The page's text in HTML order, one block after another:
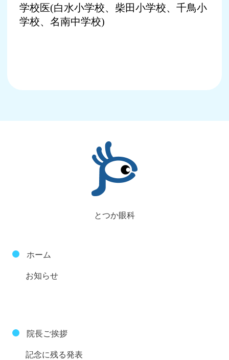
学校医(白水小学校、柴田小学校、千鳥小
学校、名南中学校)
とつか眼科
ホーム
お知らせ
院長ご挨拶
記念に残る発表